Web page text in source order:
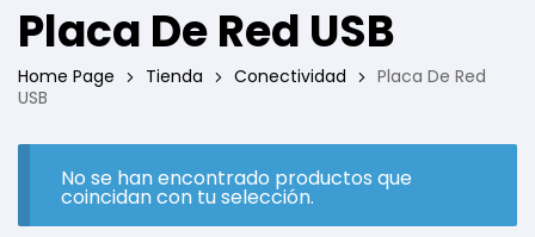
Placa De Red USB
Home Page Tienda Conectividad
Placa De Red
USB
No se han encontrado productos que
coincidan con tu selección.